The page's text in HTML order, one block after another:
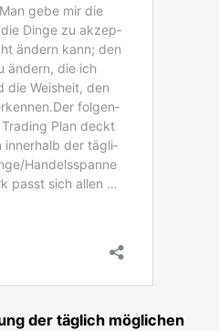
der täg­lich mög­li­chen